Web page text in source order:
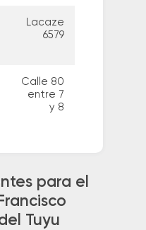
Lacaze
6579
Calle 80
entre 7
y 8
para el
Tuyu